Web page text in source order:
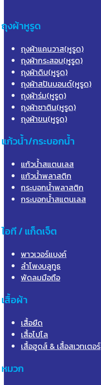
ถุงผ้าหูรูด
ถุงผ้าแคนวาส(หูรูด)
ถุงผ้ากระสอบ(หูรูด)
ถุงผ้าดิบ(หูรูด)
ถุงผ้าสปันบอนด์(หูรูด)
ถุงผ้าร่ม(หูรูด)
ถุงผ้าซาติน(หูรูด)
ถุงผ้าขน(หูรูด)
แก้วน้ำ/กระบอกน้ำ
แก้วน้ำสแตนเลส
แก้วน้ำพลาสติก
กระบอกน้ำพลาสติก
กระบอกน้ำสแตนเลส
ไอที / แก็ดเจ็ต
พาวเวอร์แบงค์
ลำโพงบลูทูธ
พัดลมมือถือ
เสื้อผ้า
เสื้อยืด
เสื้อโปโล
เสื้อฮูดส์ & เสื้อสเวทเตอร์
หมวก